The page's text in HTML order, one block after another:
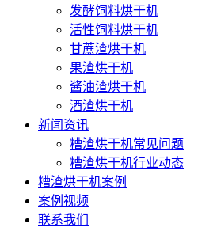
发酵饲料烘干机
活性饲料烘干机
甘蔗渣烘干机
果渣烘干机
酱油渣烘干机
酒渣烘干机
新闻资讯
糟渣烘干机常见问题
糟渣烘干机行业动态
糟渣烘干机案例
案例视频
联系我们